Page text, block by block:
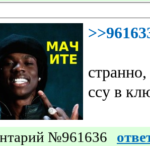
ссу в
№961636